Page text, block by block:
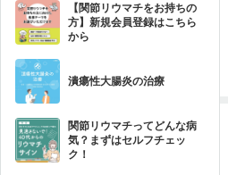
【関節リウマチをお持ちの
方】新規会員登録はこちら
から
潰瘍性大腸炎の治療
関節リウマチってどんな病
気？まずはセルフチェッ
ク！